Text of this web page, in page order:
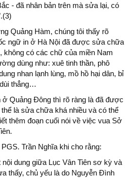
- đã nhân bản trên mà sửa lại, có
Quảng Hàm, chúng tôi thấy rõ
ngữ in ở Hà Nội đã được sửa chữa
không có các chữ của miền Nam
dùng như: xuê tinh thần, phô
nhan lạnh lùng, mồ hồ hại dân, bỉ
thẳng…
ở Quảng Đông thì rõ ràng là đã được
là sửa chữa khá nhiều và có thể
thêm đoạn cuối nói về việc vua Sở
Trần Nghĩa khi cho rằng:
dung giữa Lục Vân Tiên sơ kỳ và
thấy, chủ yếu là do Nguyễn Đình